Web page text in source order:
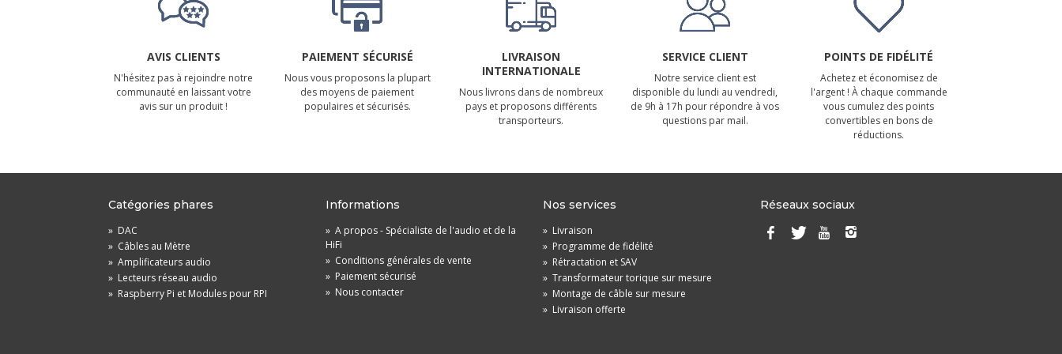
AVIS CLIENTS
N'hésitez pas à rejoindre notre
communauté en laissant votre
avis sur un produit !
PAIEMENT SÉCURISÉ
Nous vous proposons la plupart
des moyens de paiement
populaires et sécurisés.
LIVRAISON
INTERNATIONALE
Nous livrons dans de nombreux
pays et proposons différents
transporteurs.
SERVICE CLIENT
Notre service client est
disponible du lundi au vendredi,
de 9h à 17h pour répondre à vos
questions par mail.
POINTS DE FIDÉLITÉ
Achetez et économisez de
l'argent ! À chaque commande
vous cumulez des points
convertibles en bons de
réductions.
Catégories phares
» DAC
» Câbles au Mètre
» Amplificateurs audio
» Lecteurs réseau audio
» Raspberry Pi et Modules pour RPI
Informations
» A propos - Spécialiste de l'audio et de la
HiFi
» Conditions générales de vente
» Paiement sécurisé
» Nous contacter
Nos services
» Livraison
» Programme de fidélité
» Rétractation et SAV
» Transformateur torique sur mesure
» Montage de câble sur mesure
» Livraison offerte
Réseaux sociaux